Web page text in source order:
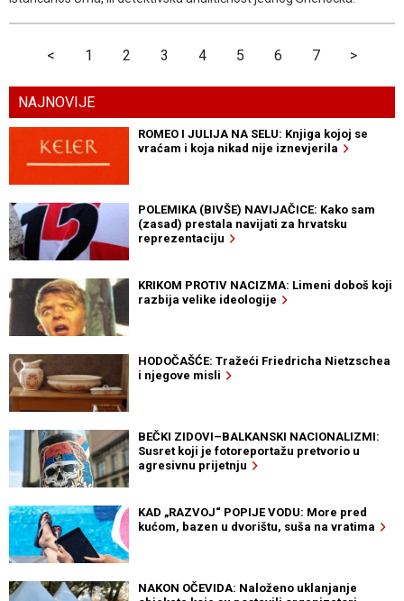
< 1 2 3 4 5 6 7 >
NAJNOVIJE
ROMEO I JULIJA NA SELU: Knjiga kojoj se
vraćam i koja nikad nije iznevjerila
POLEMIKA (BIVŠE) NAVIJAČICE: Kako sam
(zasad) prestala navijati za hrvatsku
reprezentaciju
KRIKOM PROTIV NACIZMA: Limeni doboš koji
razbija velike ideologije
HODOČAŠĆE: Tražeći Friedricha Nietzschea
i njegove misli
BEČKI ZIDOVI–BALKANSKI NACIONALIZMI:
Susret koji je fotoreportažu pretvorio u
agresivnu prijetnju
KAD „RAZVOJ“ POPIJE VODU: More pred
kućom, bazen u dvorištu, suša na vratima
NAKON OČEVIDA: Naloženo uklanjanje